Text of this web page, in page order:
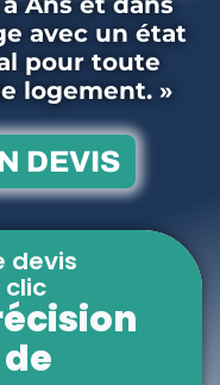
avec un état
pour toute
logement. »
DEVIS
devis
clic